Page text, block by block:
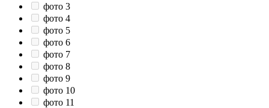
фото 3
фото 4
фото 5
фото 6
фото 7
фото 8
фото 9
фото 10
фото 11